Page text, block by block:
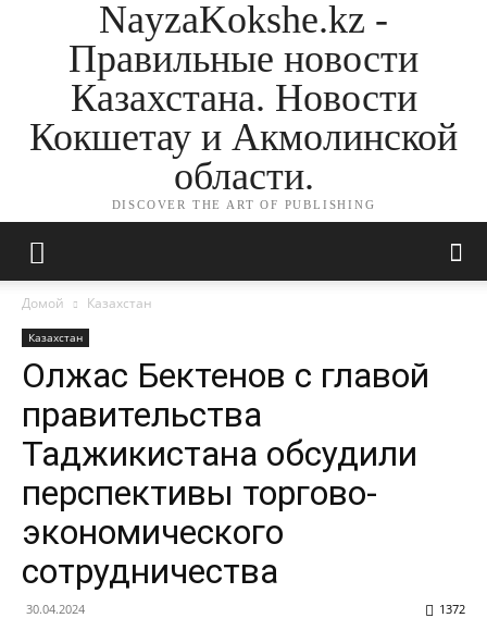
NayzaKokshe.kz -
Правильные новости
Казахстана. Новости
Кокшетау и Акмолинской
области.
DISCOVER THE ART OF PUBLISHING
Домой Казахстан
Казахстан
Олжас Бектенов с главой
правительства
Таджикистана обсудили
перспективы торгово-
экономического
сотрудничества
30.04.2024 1372